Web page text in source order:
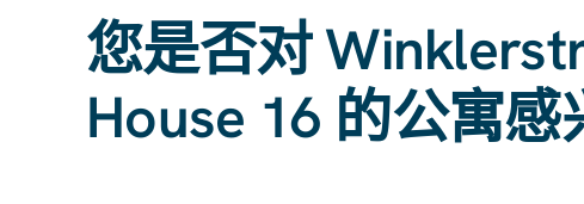
您是否对
House 16 的公寓感